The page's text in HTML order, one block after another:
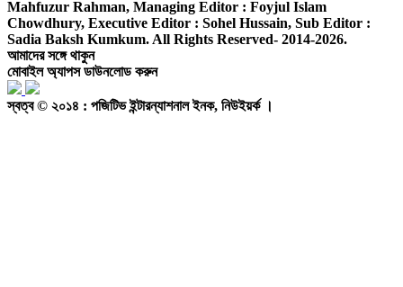
Mahfuzur Rahman, Managing Editor : Foyjul Islam
Chowdhury, Executive Editor : Sohel Hussain, Sub Editor :
Sadia Baksh Kumkum. All Rights Reserved- 2014-2026.
আমাদের সঙ্গে থাকুন
মোবাইল অ্যাপস ডাউনলোড করুন
স্বত্ব © ২০১৪ : পজিটিভ ইন্টারন্যাশনাল ইনক, নিউইয়র্ক ।